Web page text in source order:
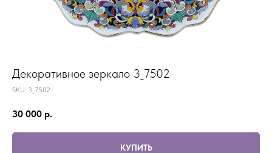
Декоративное зеркало 3_7502
SKU: 3_7502
30 000 р.
КУПИТЬ